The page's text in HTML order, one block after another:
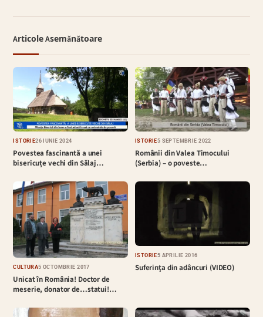
Articole Asemănătoare
ISTORIE26 IUNIE 2024
Povestea fascinantă a unei
bisericuțe vechi din Sălaj…
ISTORIE5 SEPTEMBRIE 2022
Românii din Valea Timocului
(Serbia) – o poveste…
CULTURĂ5 OCTOMBRIE 2017
Unicat în România! Doctor de
meserie, donator de…statui!…
ISTORIE5 APRILIE 2016
Suferinţa din adâncuri (VIDEO)